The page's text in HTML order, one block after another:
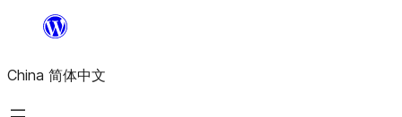
内
容
China 简体中文